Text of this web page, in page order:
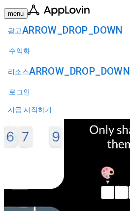
menu
광고ARROW_DROP_DOWN
수익화
리소스ARROW_DROP_DOWN
로그인
지금 시작하기